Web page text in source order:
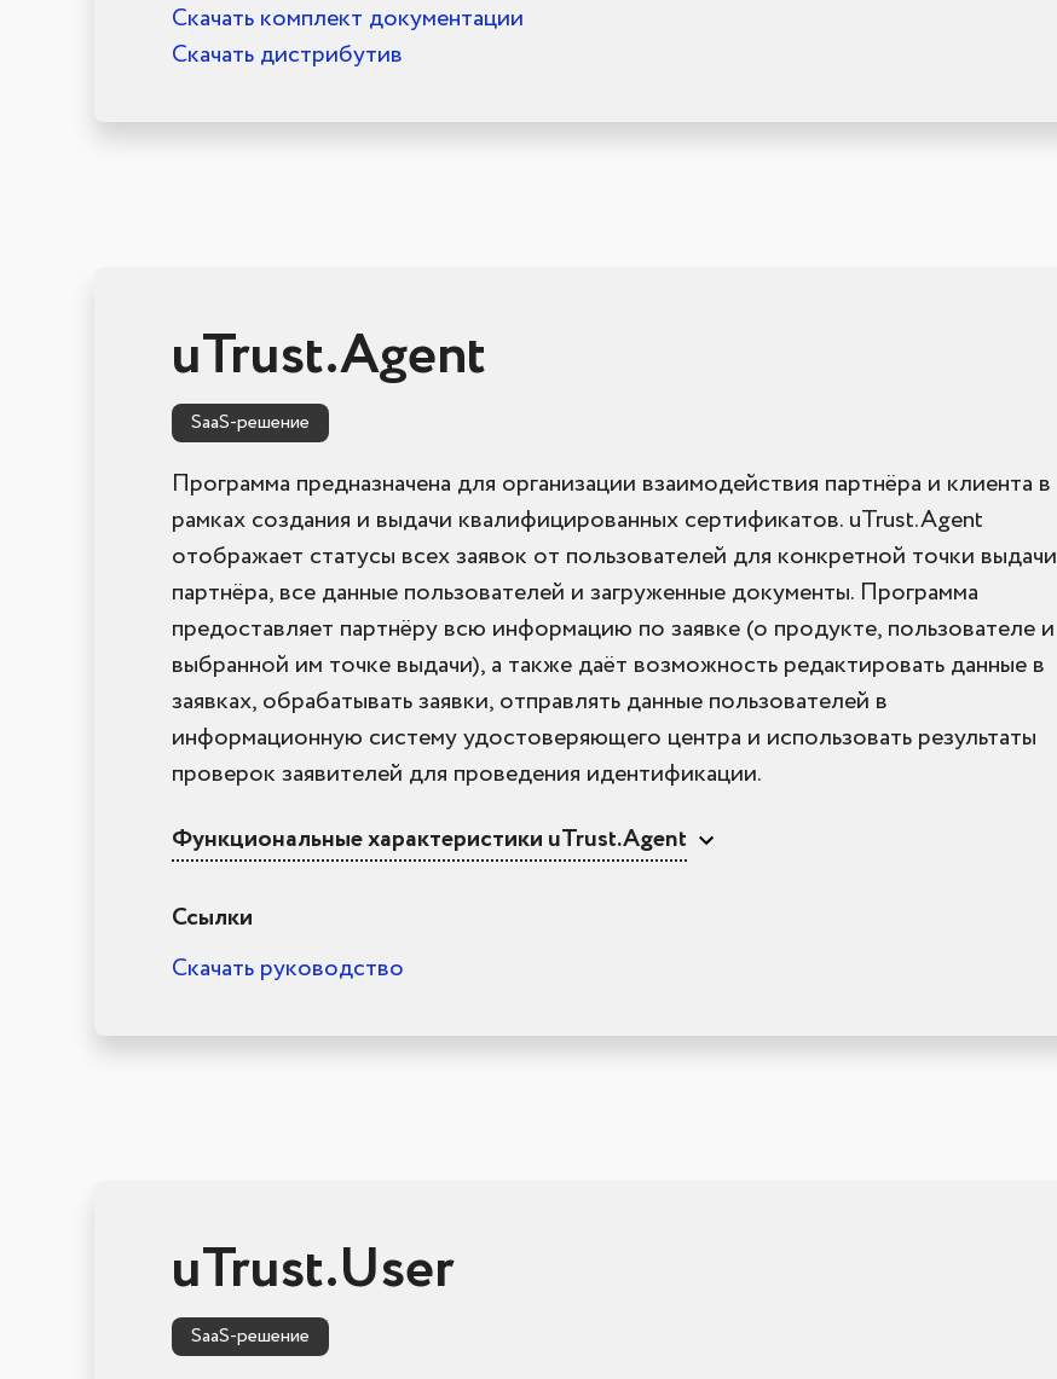
Скачать комплект документации
Скачать дистрибутив
uTrust.Agent
SaaS-решение
Программа предназначена для организации взаимодействия партнёра и клиента в
рамках создания и выдачи квалифицированных сертификатов. uTrust.Agent
отображает статусы всех заявок от пользователей для конкретной точки выдачи
партнёра, все данные пользователей и загруженные документы. Программа
предоставляет партнёру всю информацию по заявке (о продукте, пользователе и
выбранной им точке выдачи), а также даёт возможность редактировать данные в
заявках, обрабатывать заявки, отправлять данные пользователей в
информационную систему удостоверяющего центра и использовать результаты
проверок заявителей для проведения идентификации.
Функциональные характеристики uTrust.Agent
Ссылки
Скачать руководство
uTrust.User
SaaS-решение